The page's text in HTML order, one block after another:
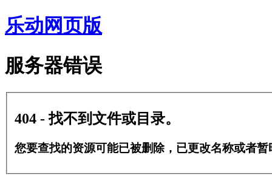
乐动网页版
服务器错误
404 - 找不到文件或目录。
您要查找的资源可能已被删除，已更改名称或者暂